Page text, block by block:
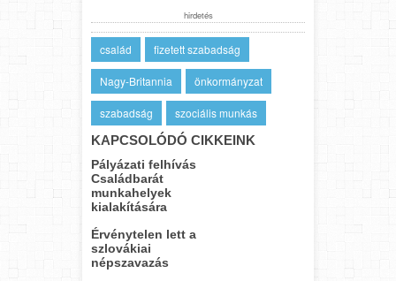
hirdetés
család fizetett szabadság
Nagy-Britannia önkormányzat
szabadság
szociális munkás
KAPCSOLÓDÓ CIKKEINK
Pályázati felhívás
Családbarát
munkahelyek
kialakítására
Érvénytelen lett a
szlovákiai
népszavazás